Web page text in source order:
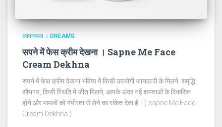
स्वपनफल । DREAMS
सपने में फेस क्रीम देखना । Sapne Me Face
Cream Dekhna
सपने में फेस क्रीम देखना भविष्य में किसी उपयोगी जानकारी के मिलने, समृद्धि,
सौभाग्य, किसी स्थिति में जीत मिलने, आपके अंदर नई क्षमताओं के विकसित
होने और मामलों को गंभीरता से लेने का संकेत देता है। ( sapne Me Face
Cream Dekhna )